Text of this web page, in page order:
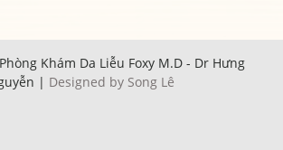
Khám Da Liễu Foxy M.D - Dr Hưng
| Designed by Song Lê